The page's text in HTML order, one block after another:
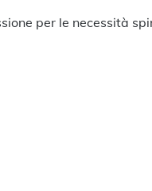
per le necessità